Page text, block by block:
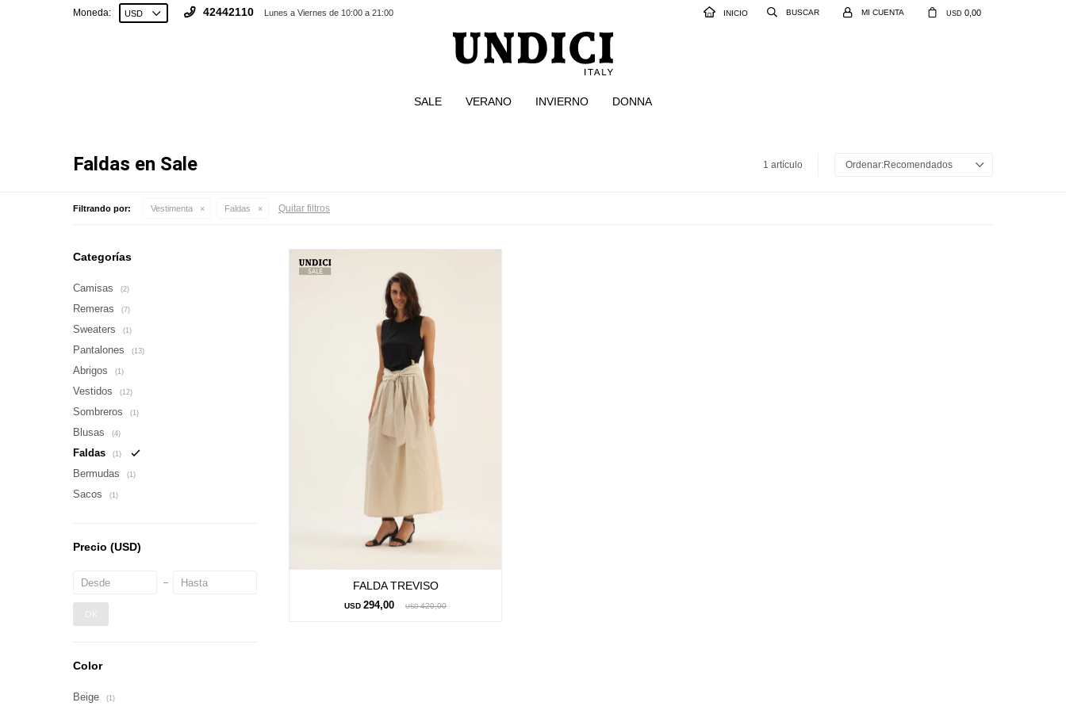
SALE VERANO INVIERNO DONNA
INICIO USD 0,00
42442110 Lunes a Viernes de 10:00 a 21:00
Moneda:
Faldas en Sale 1 artículo Recomendados
Filtrando por: Vestimenta Faldas Quitar filtros
FALDA TREVISO
USD 294,00 USD 420,00
Categorías
Camisas (2)
Remeras (7)
Sweaters (1)
Pantalones (13)
Abrigos (1)
Vestidos (12)
Sombreros (1)
Blusas (4)
Faldas (1)
Bermudas (1)
Sacos (1)
Precio (USD)
OK
Color
Beige (1)